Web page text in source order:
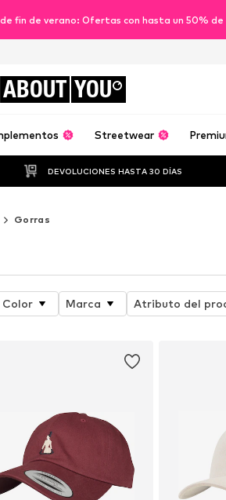
fin de verano: Ofertas con hasta un 50%
ABOUT YOU
Streetwear
DEVOLUCIONES HASTA 30 DÍAS
Gorras
Color Marca Atributo del